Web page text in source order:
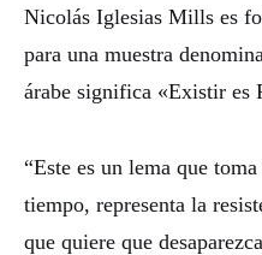
Nicolás Iglesias Mills es
para una muestra
árabe significa «Existir es
“Este es un lema que
tiempo, representa la
que quiere que